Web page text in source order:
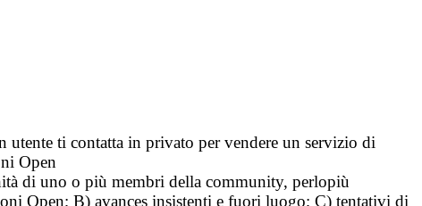
ti contatta in privato per vendere un servizio di
Open
di uno o più membri della community, perlopiù
Open; B) avances insistenti e fuori luogo; C) tentativi di